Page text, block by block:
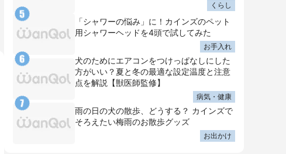
くらし
「シャワーの悩み」に！カインズのペット
用シャワーヘッドを4頭で試してみた
お手入れ
犬のためにエアコンをつけっぱなしにした
方がいい？夏と冬の最適な設定温度と注意
点を解説【獣医師監修】
病気・健康
雨の日の犬の散歩、どうする？ カインズで
そろえたい梅雨のお散歩グッズ
お出かけ